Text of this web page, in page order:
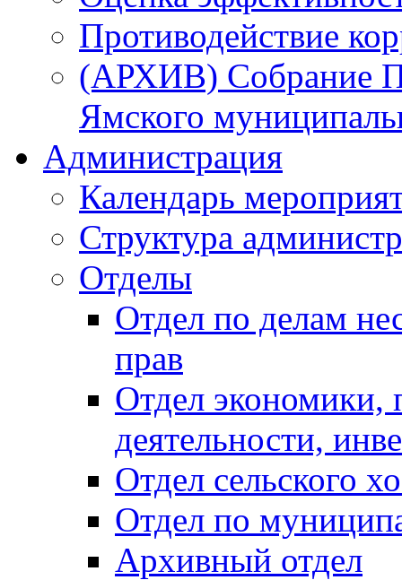
Противодействие
(АРХИВ) Собрание
Ямского
Администрация
Календарь
Структура
Отделы
Отдел по делам
прав
Отдел экономики,
деятельности,
Отдел сельского
Отдел по
Архивный отдел